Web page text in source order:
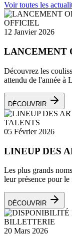
Voir toutes les
OFFICIEL
12 Janvier 2026
LANCEMENT
Découvrez les
attendu de l'année à
DÉCOUVRIR
TALENTS
05 Février 2026
LINEUP DES
Les plus grands
leur présence pour le
DÉCOUVRIR
BILLETTERIE
20 Mars 2026